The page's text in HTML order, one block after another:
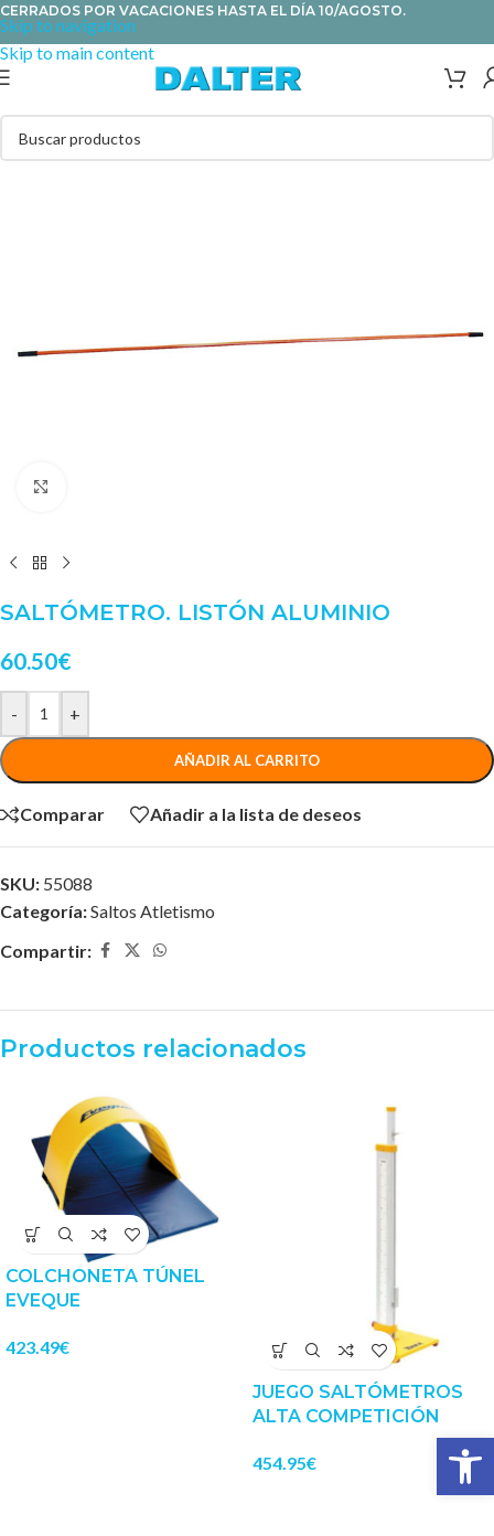
Skip to navigation
Skip to main content
CERRADOS POR VACACIONES HASTA EL DÍA 10/AGOSTO.
SALTÓMETRO. LISTÓN ALUMINIO
60.50€
- +
AÑADIR AL CARRITO
Comparar Añadir a la lista de deseos
SKU: 55088
Categoría:Saltos Atletismo
Compartir:
Productos relacionados
COLCHONETA TÚNEL
EVEQUE
423.49€
JUEGO SALTÓMETROS
ALTA COMPETICIÓN
454.95€ Abrir